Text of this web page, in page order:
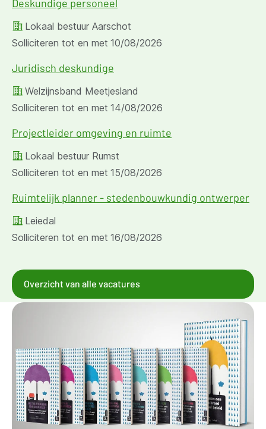
Deskundige personeel
Lokaal bestuur Aarschot
Solliciteren tot en met 10/08/2026
Juridisch deskundige
Welzijnsband Meetjesland
Solliciteren tot en met 14/08/2026
Projectleider omgeving en ruimte
Lokaal bestuur Rumst
Solliciteren tot en met 15/08/2026
Ruimtelijk planner - stedenbouwkundig ontwerper
Leiedal
Solliciteren tot en met 16/08/2026
Overzicht van alle vacatures